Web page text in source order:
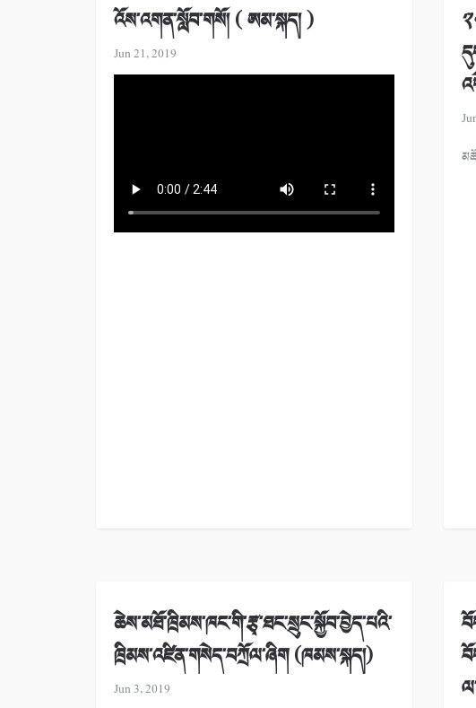
འོས་འགན་སློབ་གསོ། ( ཨམ་སྐད། )
Jun 21, 2019
ཆེས་མཐོ་ཁྲིམས་ཁང་གི་རྩྭ་ཐང་སྲུང་སྐྱོབ་བྱེད་པའི་
ཁྲིམས་འཛིན་གསེད་བཀྲོལ་ཞིག (ཁམས་སྐད།)
Jun 3, 2019